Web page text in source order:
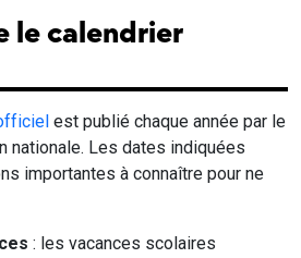
le calendrier
est publié chaque année par le
nationale. Les dates indiquées
importantes à connaître pour ne
: les vacances scolaires